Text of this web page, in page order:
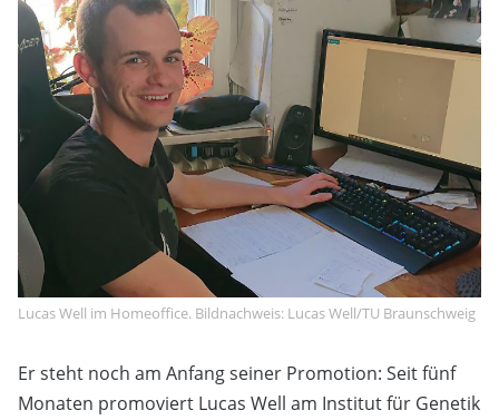
Lucas Well im Homeoffice. Bildnachweis: Lucas Well/TU Braunschweig
Er steht noch am Anfang seiner Promotion: Seit fünf
Monaten promoviert Lucas Well am Institut für Genetik